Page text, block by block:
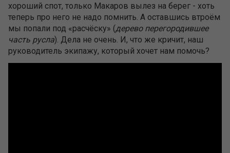
хороший спот, только Макаров вылез на берег - хоть
теперь про него не надо помнить. А оставшись втроём
мы попали под «расчёску» (дерево перегородившее
часть русла). Дела не очень. И, что же кричит, наш
руководитель экипажу, который хочет нам помочь?